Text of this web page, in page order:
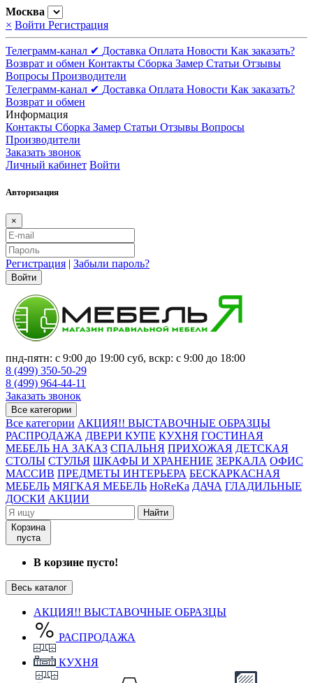
Москва
× Войти Регистрация
Телеграмм-канал ✔ Доставка Оплата Новости Как заказать?
Возврат и обмен Контакты Сборка Замер Статьи Отзывы
Вопросы Производители
Телеграмм-канал ✔ Доставка Оплата Новости Как заказать?
Возврат и обмен
Информация
Контакты Сборка Замер Статьи Отзывы Вопросы
Производители
Заказать звонок
Личный кабинет Войти
Авторизация
×
Регистрация | Забыли пароль?
Войти
пнд-пятн: с 9:00 до 19:00 суб, вскр: с 9:00 до 18:00
8 (499) 350-50-29
8 (499) 964-44-11
Заказать звонок
Все категории
Все категории АКЦИЯ!! ВЫСТАВОЧНЫЕ ОБРАЗЦЫ
РАСПРОДАЖА ДВЕРИ КУПЕ КУХНЯ ГОСТИНАЯ
МЕБЕЛЬ НА ЗАКАЗ СПАЛЬНЯ ПРИХОЖАЯ ДЕТСКАЯ
СТОЛЫ СТУЛЬЯ ШКАФЫ И ХРАНЕНИЕ ЗЕРКАЛА ОФИС
МАССИВ ПРЕДМЕТЫ ИНТЕРЬЕРА БЕСКАРКАСНАЯ
МЕБЕЛЬ МЯГКАЯ МЕБЕЛЬ HoReKa ДАЧА ГЛАДИЛЬНЫЕ
ДОСКИ АКЦИИ
Найти
Корзина
пуста
В корзине пусто!
Весь каталог
АКЦИЯ!! ВЫСТАВОЧНЫЕ ОБРАЗЦЫ
РАСПРОДАЖА
КУХНЯ